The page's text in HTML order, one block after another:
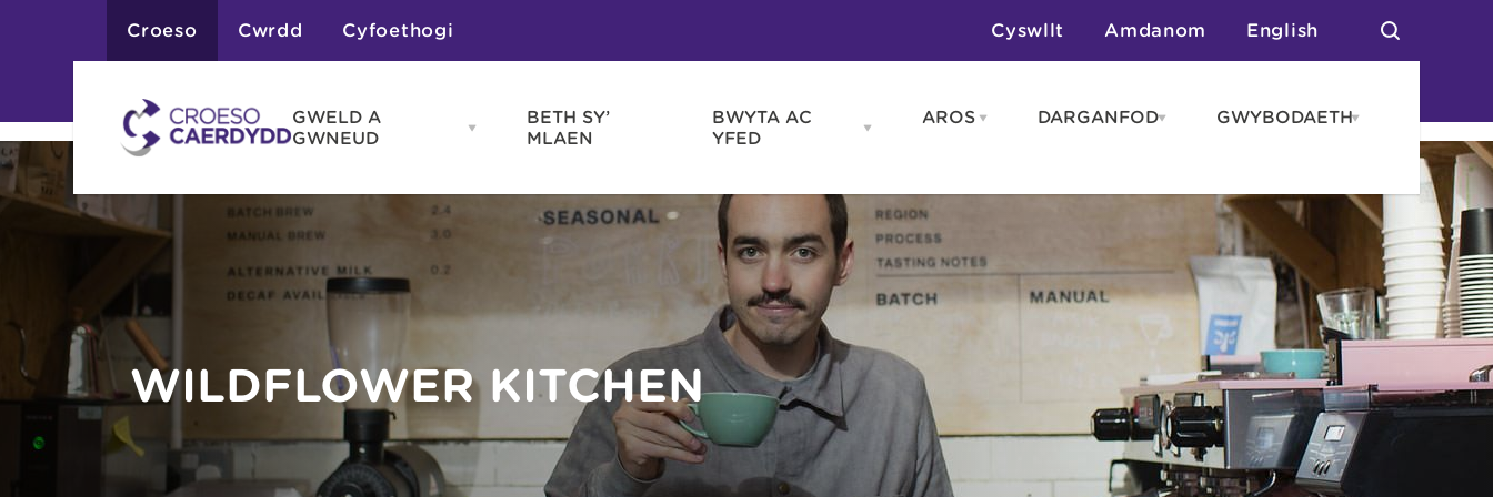
Croeso Cwrdd Cyfoethogi Cyswllt Amdanom English
GWELD A
GWNEUD
Open
GWNEUD
Gweithgareddau
Chwaraeon
Siopa
Teithiau a Golygfeydd
BETH SY’
MLAEN
BWYTA AC
YFED
Open
YFED
menu
Blas ar Gymru
Bwytai
Tafarndai a Bariau
Caffis a Delis
AROS Open
Carafanau a Gwersylla
Rhagor o Leoedd
DARGANFODOpen
GWYBODAETHOpen
WILDFLOWER KITCHEN